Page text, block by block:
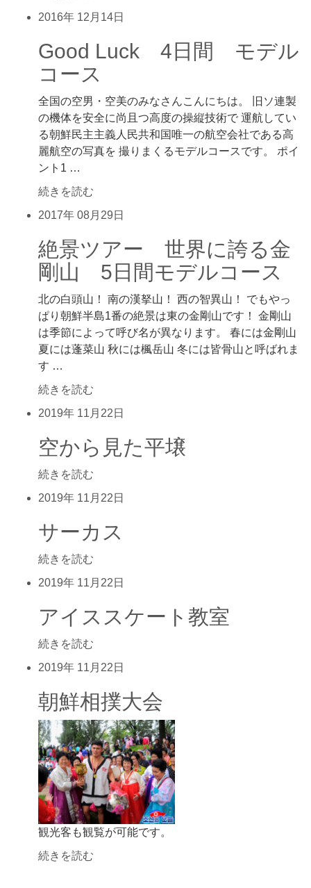
2016年 12月14日
Good Luck 4日間 モデル
コース
全国の空男・空美のみなさんこんにちは。 旧ソ連製
の機体を安全に尚且つ高度の操縦技術で 運航してい
る朝鮮民主主義人民共和国唯一の航空会社である高
麗航空の写真を 撮りまくるモデルコースです。 ポイ
ント1 …
続きを読む
2017年 08月29日
絶景ツアー 世界に誇る金
剛山 5日間モデルコース
北の白頭山！ 南の漢拏山！ 西の智異山！ でもやっ
ぱり朝鮮半島1番の絶景は東の金剛山です！ 金剛山
は季節によって呼び名が異なります。 春には金剛山
夏には蓬菜山 秋には楓岳山 冬には皆骨山と呼ばれま
す …
続きを読む
2019年 11月22日
空から見た平壌
続きを読む
2019年 11月22日
サーカス
続きを読む
2019年 11月22日
アイススケート教室
続きを読む
2019年 11月22日
朝鮮相撲大会
観光客も観覧が可能です。
続きを読む